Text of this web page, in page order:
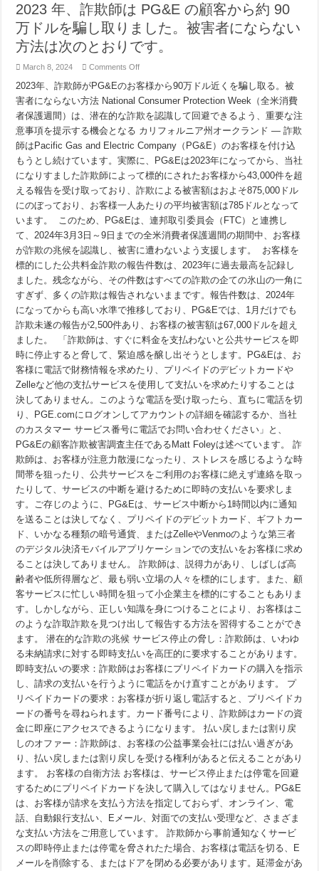
2023 年、詐欺師は PG&E の顧客から約 90
万ドルを騙し取りました。被害者にならない
方法は次のとおりです。
March 8, 2024 Comments Offon
年、
欺
師
は
PG&E
の
顧
客
か
ら
90
万
ル
を
騙
し
取
り
ま
し
た。
被
害
者
に
な
ら
な
い
方
法
は
の
と
お
り
で
す。
2023年、詐欺師がPG&Eのお客様から90万ドル近くを騙し取る。被
害者にならない方法 National Consumer Protection Week（全米消費
者保護週間）は、潜在的な詐欺を認識して回避できるよう、重要な注
意事項を提示する機会となる カリフォルニア州オークランド — 詐欺
師はPacific Gas and Electric Company（PG&E）のお客様を付け込
もうとし続けています。実際に、PG&Eは2023年になってから、当社
になりすました詐欺師によって標的にされたお客様から43,000件を超
える報告を受け取っており、詐欺による被害額はおよそ875,000ドル
にのぼっており、お客様一人あたりの平均被害額は785ドルとなって
います。 このため、PG&Eは、連邦取引委員会（FTC）と連携し
て、2024年3月3日～9日までの全米消費者保護週間の期間中、お客様
が詐欺の兆候を認識し、被害に遭わないよう支援します。 お客様を
標的にした公共料金詐欺の報告件数は、2023年に過去最高を記録し
ました。残念ながら、その件数はすべての詐欺の企ての氷山の一角に
すぎず、多くの詐欺は報告されないままです。報告件数は、2024年
になってからも高い水準で推移しており、PG&Eでは、1月だけでも
詐欺未遂の報告が2,500件あり、お客様の被害額は67,000ドルを超え
ました。 「詐欺師は、すぐに料金を支払わないと公共サービスを即
時に停止すると脅して、緊迫感を醸し出そうとします。PG&Eは、お
客様に電話で財務情報を求めたり、プリペイドのデビットカードや
Zelleなど他の支払サービスを使用して支払いを求めたりすることは
決してありません。このような電話を受け取ったら、直ちに電話を切
り、PGE.comにログオンしてアカウントの詳細を確認するか、当社
のカスタマー サービス番号に電話でお問い合わせください」と、
PG&Eの顧客詐欺被害調査主任であるMatt Foleyは述べています。 詐
欺師は、お客様が注意力散漫になったり、ストレスを感じるような時
間帯を狙ったり、公共サービスをご利用のお客様に絶えず連絡を取っ
たりして、サービスの中断を避けるために即時の支払いを要求しま
す。ご存じのように、PG&Eは、サービス中断から1時間以内に通知
を送ることは決してなく、プリペイドのデビットカード、ギフトカー
ド、いかなる種類の暗号通貨、またはZelleやVenmoのような第三者
のデジタル決済モバイルアプリケーションでの支払いをお客様に求め
ることは決してありません。 詐欺師は、説得力があり、しばしば高
齢者や低所得層など、最も弱い立場の人々を標的にします。また、顧
客サービスに忙しい時間を狙って小企業主を標的にすることもありま
す。しかしながら、正しい知識を身につけることにより、お客様はこ
のような詐取詐欺を見つけ出して報告する方法を習得することができ
ます。 潜在的な詐欺の兆候 サービス停止の脅し：詐欺師は、いわゆ
る未納請求に対する即時支払いを高圧的に要求することがあります。
即時支払いの要求：詐欺師はお客様にプリペイドカードの購入を指示
し、請求の支払いを行うように電話をかけ直すことがあります。 プ
リペイドカードの要求：お客様が折り返し電話すると、プリペイドカ
ードの番号を尋ねられます。カード番号により、詐欺師はカードの資
金に即座にアクセスできるようになります。 払い戻しまたは割り戻
しのオファー：詐欺師は、お客様の公益事業会社には払い過ぎがあ
り、払い戻しまたは割り戻しを受ける権利があると伝えることがあり
ます。 お客様の自衛方法 お客様は、サービス停止または停電を回避
するためにプリペイドカードを決して購入してはなりません。PG&E
は、お客様が請求を支払う方法を指定しておらず、オンライン、電
話、自動銀行支払い、Eメール、対面での支払い受理など、さまざま
な支払い方法をご用意しています。 詐欺師から事前通知なくサービ
スの即時停止または停電を脅されたた場合、お客様は電話を切る、E
メールを削除する、またはドアを閉める必要があります。延滞金があ